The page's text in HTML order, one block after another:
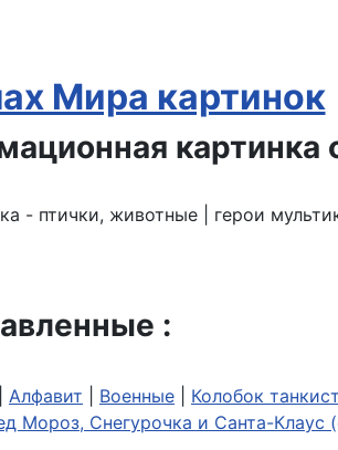
Мира картинок
птички, животные | герои
:
Алфавит Военные Колобок танкист
Мороз, Снегурочка и Санта-Клаус